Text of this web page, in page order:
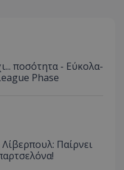
ποσότητα - Εύκολα-
Phase
Παίρνει